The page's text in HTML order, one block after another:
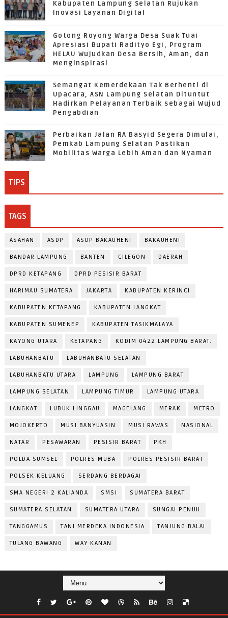
Kabupaten Lampung Selatan Rujukan
Inovasi Layanan Digital
Gotong Royong Warga Desa Suak Tuai
Apresiasi Bupati Radityo Egi, Program
HELAU Wujudkan Desa Bersih, Aman, dan
Menginspirasi
Semangat Kemerdekaan Tak Berhenti di
Upacara, ASN Lampung Selatan Dituntut
Hadirkan Pelayanan Terbaik sebagai Wujud
Pengabdian
Perbaikan Jalan RA Basyid Segera Dimulai,
Pemkab Lampung Selatan Pastikan
Mobilitas Warga Lebih Aman dan Nyaman
TIPS
TAGS
ASAHAN ASDP ASDP BAKAUHENI BAKAUHENI
BANDAR LAMPUNG BANTEN CILEGON DAERAH
DPRD KETAPANG DPRD PESISIR BARAT
HARIMAU SUMATERA JAKARTA KABUPATEN KERINCI
KABUPATEN KETAPANG KABUPATEN LANGKAT
KABUPATEN SUMENEP KABUPATEN TASIKMALAYA
KAYONG UTARA KETAPANG KODIM 0422 LAMPUNG BARAT.
LABUHANBATU LABUHANBATU SELATAN
LABUHANBATU UTARA LAMPUNG LAMPUNG BARAT
LAMPUNG SELATAN LAMPUNG TIMUR LAMPUNG UTARA
LANGKAT LUBUK LINGGAU MAGELANG MERAK METRO
MOJOKERTO MUSI BANYUASIN MUSI RAWAS NASIONAL
NATAR PESAWARAN PESISIR BARAT PKH
POLDA SUMSEL POLRES MUBA POLRES PESISIR BARAT
POLSEK KELUANG SERDANG BERDAGAI
SMA NEGERI 2 KALIANDA SMSI SUMATERA BARAT
SUMATERA SELATAN SUMATERA UTARA SUNGAI PENUH
TANGGAMUS TANI MERDEKA INDONESIA TANJUNG BALAI
TULANG BAWANG WAY KANAN